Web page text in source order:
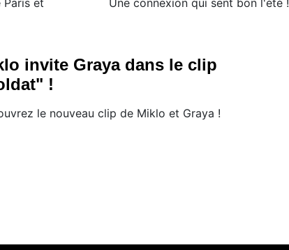
Paris et
Une connexion qui sent bon l'été !
invite Graya dans le clip
!
le nouveau clip de Miklo et Graya !